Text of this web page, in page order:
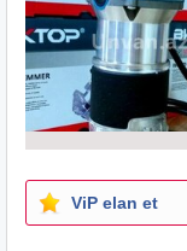
ViP elan et